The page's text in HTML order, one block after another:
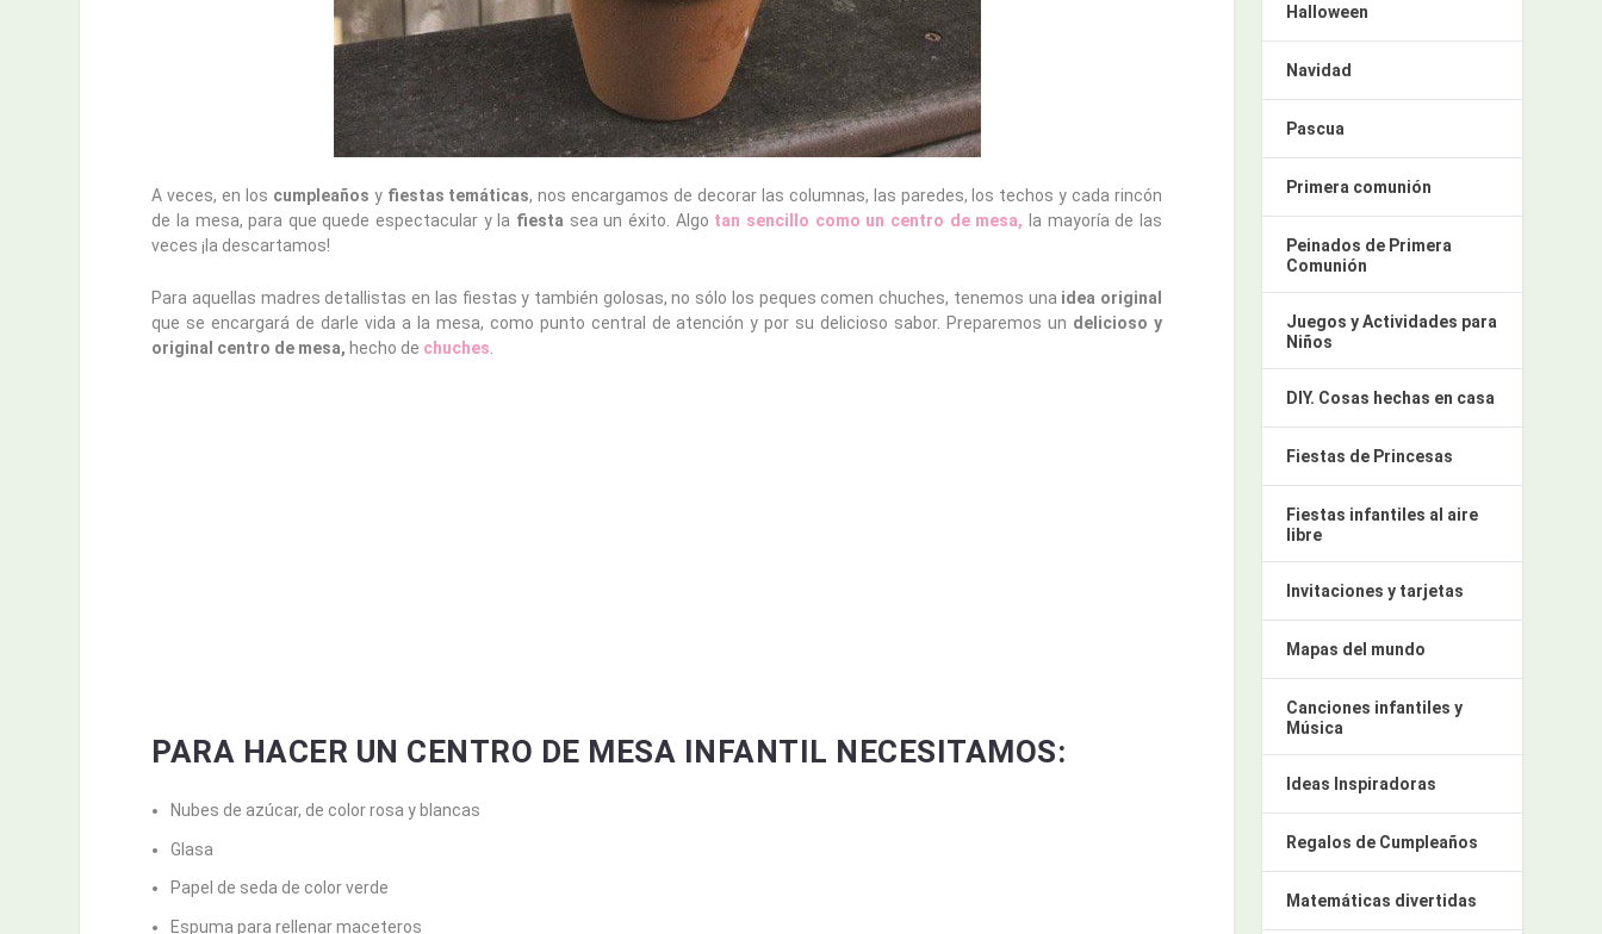
A veces, en los cumpleaños y fiestas temáticas, nos encargamos de decorar las columnas, las paredes, los techos y cada rincón
de la mesa, para que quede espectacular y la fiesta sea un éxito. Algo tan sencillo como un centro de mesa, la mayoría de las
veces ¡la descartamos!
Para aquellas madres detallistas en las fiestas y también golosas, no sólo los peques comen chuches, tenemos una idea original
que se encargará de darle vida a la mesa, como punto central de atención y por su delicioso sabor. Preparemos un delicioso y
original centro de mesa, hecho de chuches
PARA HACER UN CENTRO DE MESA INFANTIL NECESITAMOS:
Nubes de azúcar, de color rosa y blancas
Glasa
Papel de seda de color verde
Espuma para rellenar maceteros
Halloween
Navidad
Pascua
Primera comunión
Peinados de Primera
Comunión
Juegos y Actividades para
Niños
DIY. Cosas hechas en casa
Fiestas de Princesas
Fiestas infantiles al aire
libre
Invitaciones y tarjetas
Mapas del mundo
Canciones infantiles y
Música
Ideas Inspiradoras
Regalos de Cumpleaños
Matemáticas divertidas